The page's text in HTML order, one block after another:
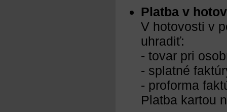
Platba v
V hotovosti v
uhradiť:
- tovar pri
- splatné
- proforma
Platba kartou